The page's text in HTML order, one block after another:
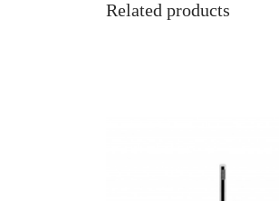
Related products